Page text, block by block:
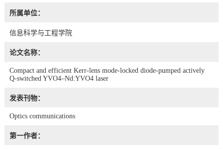
所属单位：
信息科学与工程学院
论文名称：
Compact and efficient Kerr-lens mode-locked diode-pumped actively
Q-switched YVO4–Nd:YVO4 laser
发表刊物：
Optics communications
第一作者：